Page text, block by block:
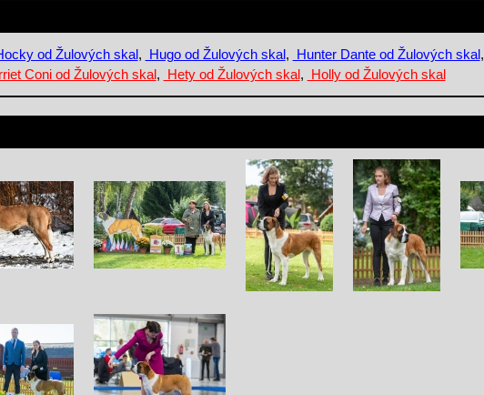
od Žulových skal, Hugo od Žulových skal, Hunter Dante od Žulových skal,
Coni od Žulových skal, Hety od Žulových skal, Holly od Žulových skal